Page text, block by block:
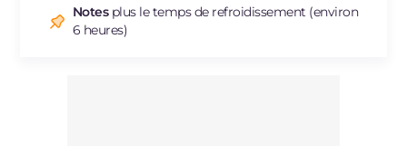
Sodium mg 37
Notesplus le temps de refroidissement (environ
6 heures)